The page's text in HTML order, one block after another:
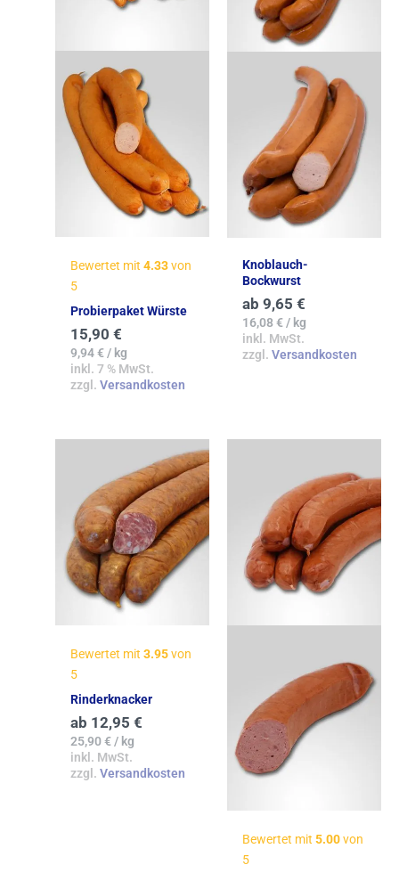
Bewertet mit 4.33von
5
Probierpaket Würste
15,90 €
9,94€/ kg
inkl. 7 % MwSt.
zzgl. Versandkosten
Knoblauch-
Bockwurst
ab 9,65 €
16,08€/ kg
inkl. MwSt.
zzgl. Versandkosten
Bewertet mit 3.95von
5
Rinderknacker
ab 12,95 €
25,90€/ kg
inkl. MwSt.
zzgl. Versandkosten
Bewertet mit 5.00von
5